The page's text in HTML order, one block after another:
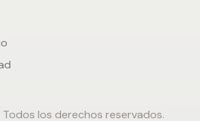
los derechos reservados.